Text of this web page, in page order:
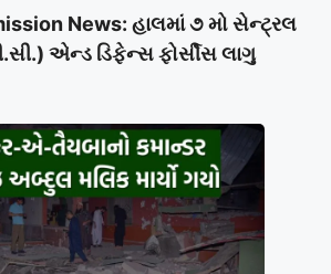
News: હાલમાં ૭ મો સેન્ટ્રલ
એન્ડ ડિફેન્સ ફોર્સીસ લાગુ